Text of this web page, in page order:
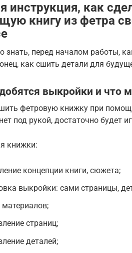
инструкция, как
книгу из фетра
знать, перед началом работы,
как сшить детали для
выкройки и что
фетровую книжку при
под рукой, достаточно будет
книжки:
концепции книги, сюжета;
выкройки: сами страницы,
материалов;
страниц;
деталей;